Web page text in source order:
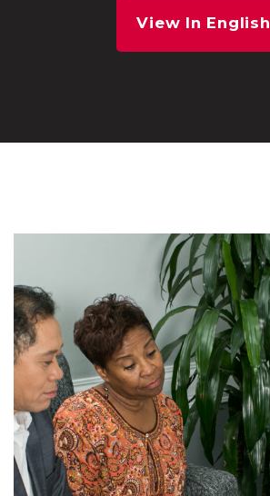
View In English